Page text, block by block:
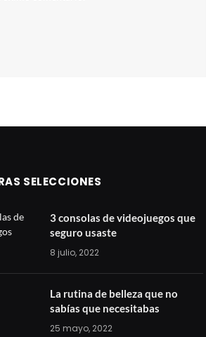
SELECCIONES
3 consolas de videojuegos que
seguro usaste
8 julio, 2022
La rutina de belleza que no
sabías que necesitabas
25 mayo, 2022